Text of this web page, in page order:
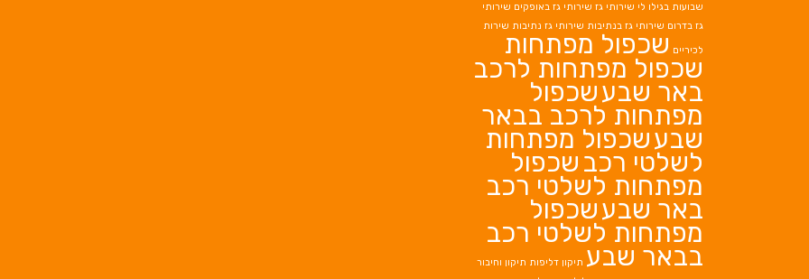
שבועות בגילו לי שירותי גז שירותי גז באופקים שירותי
גז בדרום שירותי גז בנתיבות שירותי גז נתיבות שירות
לכיריים שכפול מפתחות
שכפול מפתחות לרכב
באר שבעשכפול
מפתחות לרכב בבאר
שבעשכפול מפתחות
לשלטי רכב שכפול
מפתחות לשלטי רכב
באר שבעשכפול
מפתחות לשלטי רכב
בבאר שבע תיקון דליפות תיקון וחיבור